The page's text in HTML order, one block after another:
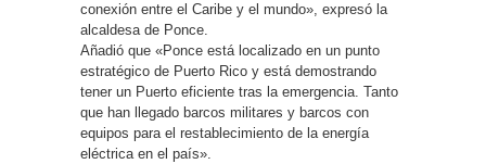
conexión entre el Caribe y el mundo», expresó la
alcaldesa de Ponce.
Añadió que «Ponce está localizado en un punto
estratégico de Puerto Rico y está demostrando
tener un Puerto eficiente tras la emergencia. Tanto
que han llegado barcos militares y barcos con
equipos para el restablecimiento de la energía
eléctrica en el país».